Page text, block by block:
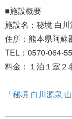
■施設概要
施設名：秘境 白川
住所：熊本県阿蘇
TEL：0570-064-
料金：１泊１室２
「秘境 白川源泉